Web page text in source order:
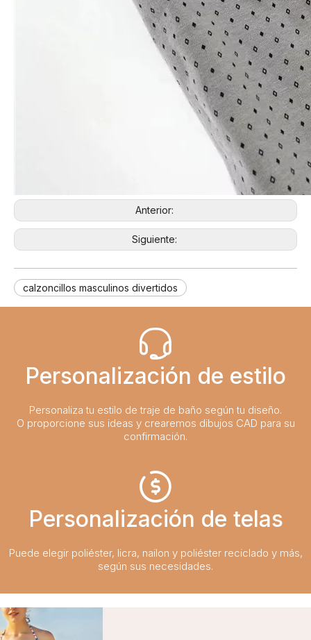
Anterior:
Siguiente:
calzoncillos masculinos divertidos
Personalización de estilo
Personaliza tu estilo de traje de baño según tu diseño.
O proporcione sus ideas y crearemos dibujos CAD para su
confirmación.
Personalización de telas
Puede elegir poliéster, licra, nailon y poliéster reciclado y más,
según sus necesidades.